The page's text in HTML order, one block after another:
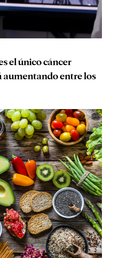
el único cáncer
aumentando entre los